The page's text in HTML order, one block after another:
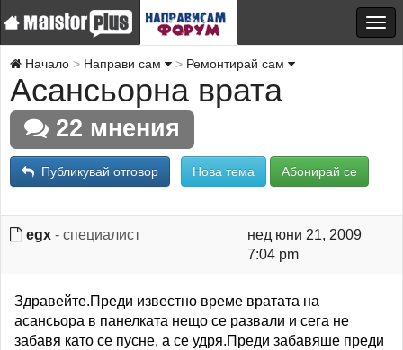
Начало Направи сам Ремонтирай сам
Асансьорна врата
22 мнения
Публикувай отговор Нова тема Абонирай се
egx - специалист
нед юни 21, 2009
7:04 pm
Здравейте.Преди известно време вратата на
асансьора в панелката нещо се развали и сега не
забавя като се пусне, а се удря.Преди забавяше преди